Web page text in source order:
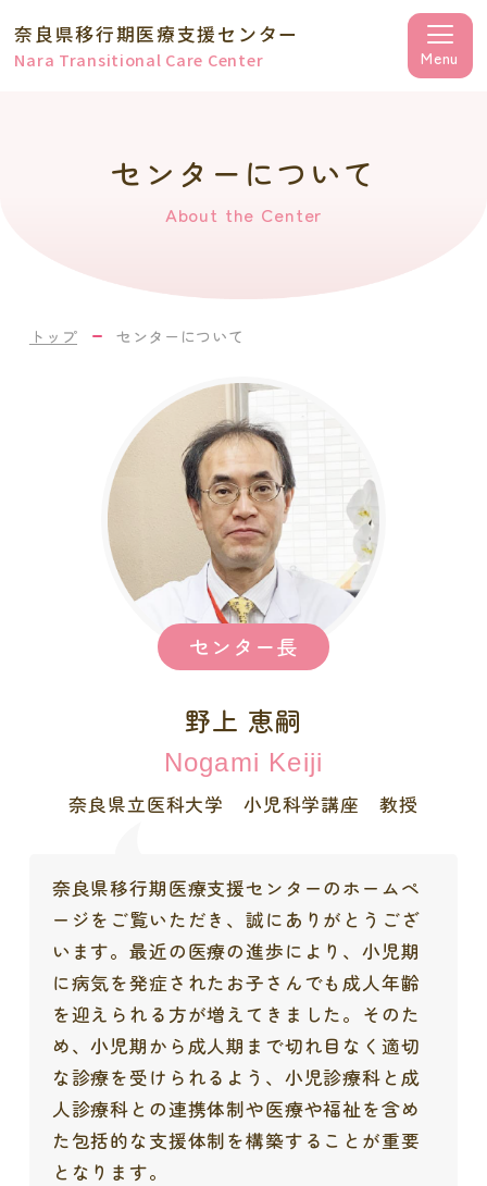
奈良県移行期医療支援センター
Nara Transitional Care Center
センターについて
About the Center
トップ センターについて
センター長
野上 恵嗣
Nogami Keiji
奈良県立医科大学 小児科学講座 教授
奈良県移行期医療支援センターのホームペ
ージをご覧いただき、誠にありがとうござ
います。最近の医療の進歩により、小児期
に病気を発症されたお子さんでも成人年齢
を迎えられる方が増えてきました。そのた
め、小児期から成人期まで切れ目なく適切
な診療を受けられるよう、小児診療科と成
人診療科との連携体制や医療や福祉を含め
た包括的な支援体制を構築することが重要
となります。